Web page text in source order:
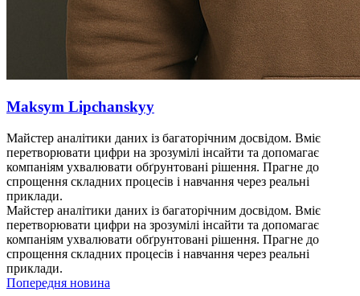
Maksym Lipchanskyy
Майстер аналітики даних із багаторічним досвідом. Вміє
перетворювати цифри на зрозумілі інсайти та допомагає
компаніям ухвалювати обґрунтовані рішення. Прагне до
спрощення складних процесів і навчання через реальні
приклади.
Майстер аналітики даних із багаторічним досвідом. Вміє
перетворювати цифри на зрозумілі інсайти та допомагає
компаніям ухвалювати обґрунтовані рішення. Прагне до
спрощення складних процесів і навчання через реальні
приклади.
Попередня новина